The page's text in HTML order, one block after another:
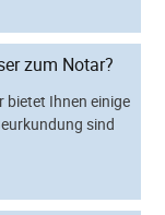
zum Notar?
bietet Ihnen einige
sind